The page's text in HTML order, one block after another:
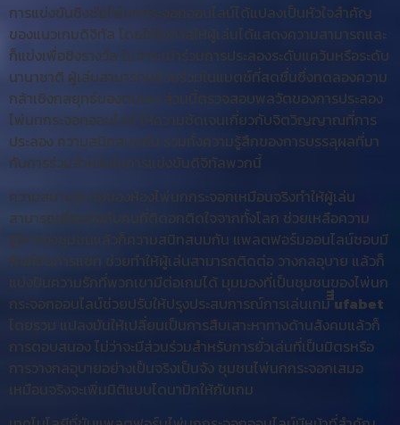
การแข่งขันชิงชัยไพ่นกกระจอกออนไลน์ได้แปลงเป็นหัวใจสำคัญ
ของแนวเกมดิจิทัล โดยให้โอกาสให้ผู้เล่นได้แสดงความสามารถและ
ก็แข่งเพื่อชิงรางวัล ไม่ว่าจะเข้าร่วมการประลองระดับแคว้นหรือระดับ
นานาชาติ ผู้เล่นสามารถมีส่วนร่วมในแมตช์ที่สดชื่นซึ่งทดลองความ
กล้าเชิงกลยุทธ์ของตนเอง ส่วนนี้ตรวจสอบพลวัตของการประลอง
ไพ่นกกระจอกออนไลน์ ให้ความชัดเจนเกี่ยวกับจิตวิญญาณที่การ
ประลอง ความสนิทสนมกัน รวมทั้งความรู้สึกของการบรรลุผลที่มา
กับการร่วมสำหรับในการแข่งขันดิจิทัลพวกนี้
ความสบายสบายของห้องไพ่นกกระจอกเหมือนจริงทำให้ผู้เล่น
สามารถเชื่อมต่อกับคนที่ติดอกติดใจจากทั้งโลก ช่วยเหลือความ
รู้สึกของชุมชนแล้วก็ความสนิทสนมกัน แพลตฟอร์มออนไลน์ชอบมี
ฟังก์ชันการแชท ช่วยทำให้ผู้เล่นสามารถติดต่อ วางกลอุบาย แล้วก็
แบ่งปันความรักที่พวกเขามีต่อเกมได้ มุมมองที่เป็นชุมชนของไพ่นก
กระจอกออนไลน์ช่วยปรับให้ปรุงประสบการณ์การเล่นเกมีีีufabet
โดยรวม แปลงมันให้เปลี่ยนเป็นการสืบเสาะหาทางด้านสังคมแล้วก็
การตอบสนอง ไม่ว่าจะมีส่วนร่วมสำหรับการยั่วเล่นที่เป็นมิตรหรือ
การวางกลอุบายอย่างเป็นจริงเป็นจัง ชุมชนไพ่นกกระจอกเสมอ
เหมือนจริงจะเพิ่มมิติแบบไดนามิกให้กับเกม